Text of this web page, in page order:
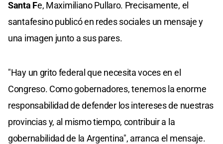
Santa Fe, Maximiliano Pullaro. Precisamente, el
santafesino publicó en redes sociales un mensaje y
una imagen junto a sus pares.
"Hay un grito federal que necesita voces en el
Congreso. Como gobernadores, tenemos la enorme
responsabilidad de defender los intereses de nuestras
provincias y, al mismo tiempo, contribuir a la
gobernabilidad de la Argentina", arranca el mensaje.